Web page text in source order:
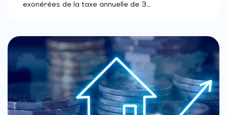
exonérées de la taxe annuelle de 3…